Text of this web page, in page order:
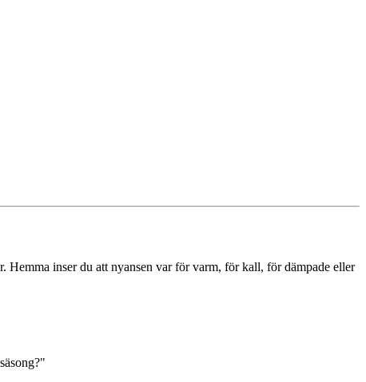
inser du att nyansen var för varm, för kall, för dämpade eller